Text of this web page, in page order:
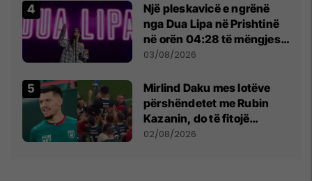
Një pleskavicë e ngrënë
nga Dua Lipa në Prishtinë
në orën 04:28 të mëngjesit
- dhe bota digjitale serbe
03/08/2026
Mirlind Daku mes lotëve
përshëndetet me Rubin
Kazanin, do të fitojë
miliona te Spartak Moska
02/08/2026